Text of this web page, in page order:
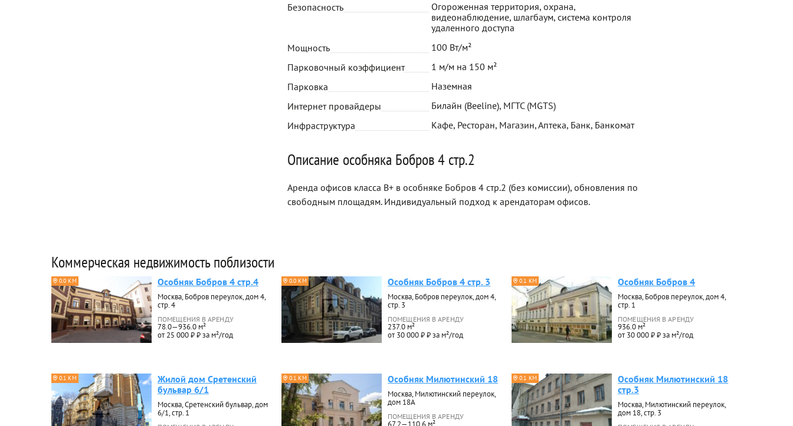
Безопасность
Огороженная территория, охрана,
видеонаблюдение, шлагбаум, система контроля
удаленного доступа
Мощность
100 Вт/м²
Парковочный коэффициент
1 м/м на 150 м²
Парковка
Наземная
Интернет провайдеры
Билайн (Beeline), МГТС (MGTS)
Инфраструктура
Кафе, Ресторан, Магазин, Аптека, Банк, Банкомат
Описание особняка Бобров 4 стр.2
Аренда офисов класса B+ в особняке Бобров 4 стр.2 (без комиссии), обновления по
свободным площадям. Индивидуальный подход к арендаторам офисов.
Коммерческая недвижимость поблизости
0.0 КМ Особняк Бобров 4 стр.4
Москва, Бобров переулок, дом 4,
стр. 4
ПОМЕЩЕНИЯ В АРЕНДУ
78.0—936.0 м²
от 25 000 ₽ ₽ за м²/год
0.0 КМ Особняк Бобров 4 стр. 3
Москва, Бобров переулок, дом 4,
стр. 3
ПОМЕЩЕНИЯ В АРЕНДУ
237.0 м²
от 30 000 ₽ ₽ за м²/год
0.1 КМ Особняк Бобров 4
Москва, Бобров переулок, дом 4,
стр. 1
ПОМЕЩЕНИЯ В АРЕНДУ
936.0 м²
от 30 000 ₽ ₽ за м²/год
0.1 КМ
Жилой дом Сретенский
бульвар 6/1
Москва, Сретенский бульвар, дом
6/1, стр. 1
0.1 КМ Особняк Милютинский 18
Москва, Милютинский переулок,
дом 18А
ПОМЕЩЕНИЯ В АРЕНДУ
67.2—110.6 м²
0.1 КМ
Особняк Милютинский 18
стр.3
Москва, Милютинский переулок,
дом 18, стр. 3